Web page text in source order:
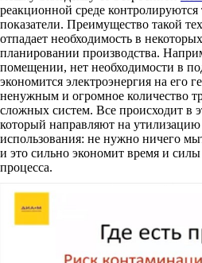
реакционной среде контролируются
показатели. Преимущество такой
отпадает необходимость в
планировании производства.
помещении, нет необходимости в
экономится электроэнергия на его
ненужным и огромное количество
сложных систем. Все происходит в
который направляют на утилизацию
использования: не нужно ничего
и это сильно экономит время и
процесса.